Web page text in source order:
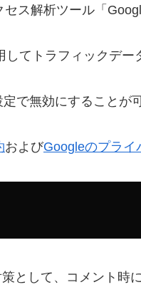
ス解析ツール「
てトラフィックデ
で無効にすることが
およびGoogleのプライ
として、コメント時